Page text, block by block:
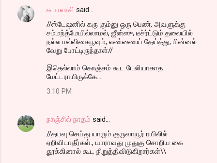
க.பாலாசி said…
//ஸ்டேஷனில் கரு கும்னு ஒரு பெண், அவளுக்கு
சம்மந்த்மேயில்லாமல், ஜீன்ஸு, டீச்ர்ட்டும் தலையில்
நல்ல மல்லிகைபூவும், எண்ணைய் தேய்த்து, பின்னல்
வேறு போட்டிருந்தாள்//
இதெல்லாம் கொஞ்சம் கூட டேலியாகாத
மேட்டராயிருக்கே...
3:10 PM
நாஞ்சில் நாதம் said…
//தயவு செய்து யாரும் குருவாயூர் ரயிலில்
ஏறிவிடாதீர்கள்., யாராவது முதுகு சொறிய கை
தூக்கினால் கூட நிறுத்திவிடுகிறார்கள்\\